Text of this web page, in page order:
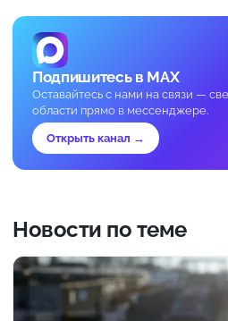
Подпишитесь в MAX
Оставайтесь с нами на связи —
области прямо в мессенджере.
Открыть канал →
Новости по теме